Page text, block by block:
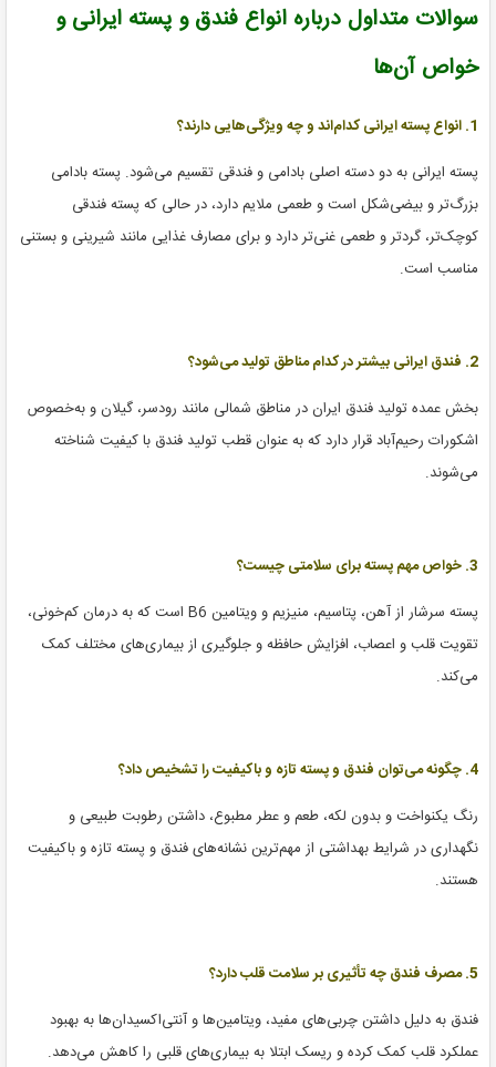
سوالات متداول درباره انواع فندق و پسته ایرانی و
خواص آن‌ها
1. انواع پسته ایرانی کدام‌اند و چه ویژگی‌هایی دارند؟
پسته ایرانی به دو دسته اصلی بادامی و فندقی تقسیم می‌شود. پسته بادامی
بزرگ‌تر و بیضی‌شکل است و طعمی ملایم دارد، در حالی که پسته فندقی
کوچک‌تر، گردتر و طعمی غنی‌تر دارد و برای مصارف غذایی مانند شیرینی و بستنی
مناسب است.
2. فندق ایرانی بیشتر در کدام مناطق تولید می‌شود؟
بخش عمده تولید فندق ایران در مناطق شمالی مانند رودسر، گیلان و به‌خصوص
اشکورات رحیم‌آباد قرار دارد که به عنوان قطب تولید فندق با کیفیت شناخته
می‌شوند.
3. خواص مهم پسته برای سلامتی چیست؟
پسته سرشار از آهن، پتاسیم، منیزیم و ویتامین B6 است که به درمان کم‌خونی،
تقویت قلب و اعصاب، افزایش حافظه و جلوگیری از بیماری‌های مختلف کمک
می‌کند.
4. چگونه می‌توان فندق و پسته تازه و باکیفیت را تشخیص داد؟
رنگ یکنواخت و بدون لکه، طعم و عطر مطبوع، داشتن رطوبت طبیعی و
نگهداری در شرایط بهداشتی از مهم‌ترین نشانه‌های فندق و پسته تازه و باکیفیت
هستند.
5. مصرف فندق چه تأثیری بر سلامت قلب دارد؟
فندق به دلیل داشتن چربی‌های مفید، ویتامین‌ها و آنتی‌اکسیدان‌ها به بهبود
عملکرد قلب کمک کرده و ریسک ابتلا به بیماری‌های قلبی را کاهش می‌دهد.